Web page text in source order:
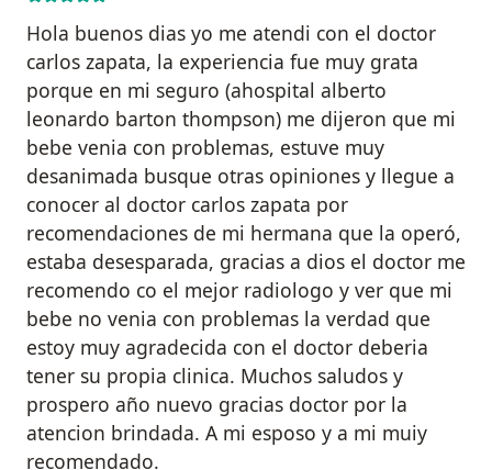
Hola buenos dias yo me atendi con el doctor
carlos zapata, la experiencia fue muy grata
porque en mi seguro (ahospital alberto
leonardo barton thompson) me dijeron que mi
bebe venia con problemas, estuve muy
desanimada busque otras opiniones y llegue a
conocer al doctor carlos zapata por
recomendaciones de mi hermana que la operó,
estaba desesparada, gracias a dios el doctor me
recomendo co el mejor radiologo y ver que mi
bebe no venia con problemas la verdad que
estoy muy agradecida con el doctor deberia
tener su propia clinica. Muchos saludos y
prospero año nuevo gracias doctor por la
atencion brindada. A mi esposo y a mi muiy
recomendado.